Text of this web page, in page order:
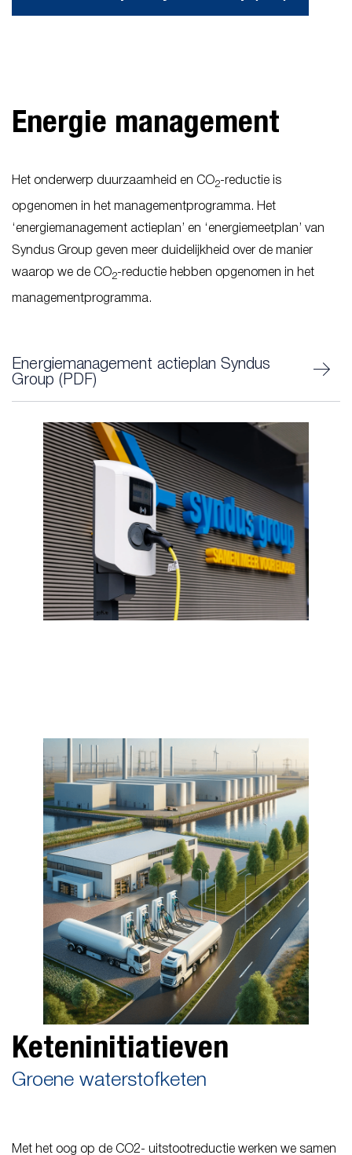
Energie management
Het onderwerp duurzaamheid en CO2-reductie is
opgenomen in het managementprogramma. Het
‘energiemanagement actieplan’ en ‘energiemeetplan’ van
Syndus Group geven meer duidelijkheid over de manier
waarop we de CO2-reductie hebben opgenomen in het
managementprogramma.
Energiemanagement actieplan Syndus
Group (PDF)
Keteninitiatieven
Groene waterstofketen
Met het oog op de CO2- uitstootreductie werken we samen